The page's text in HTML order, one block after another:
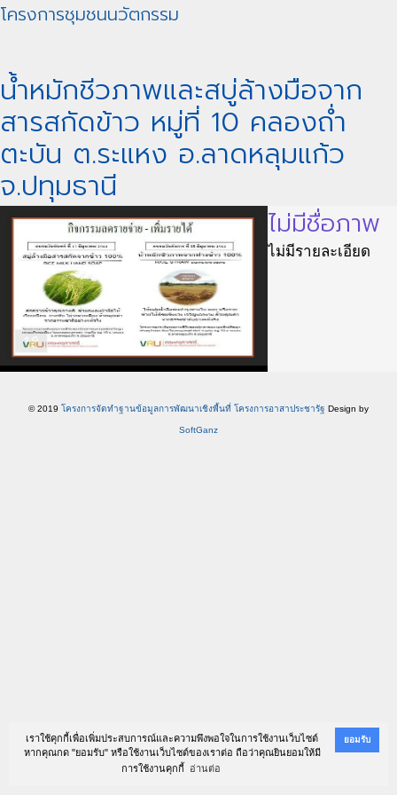
เราใช้คุกกี้เพื่อเพิ่มประสบการณ์และความพึงพอใจในการใช้งานเว็บไซต์
หากคุณกด "ยอมรับ" หรือใช้งานเว็บไซต์ของเราต่อ ถือว่าคุณยินยอมให้มี
การใช้งานคุกกี้
อ่านต่อ
ยอมรับ
โครงการชุมชนนวัตกรรม
น้ำหมักชีวภาพและสบู่ล้างมือจาก
สารสกัดข้าว หมู่ที่ 10 คลองถ่ำ
ตะบัน ต.ระแหง อ.ลาดหลุมแก้ว
จ.ปทุมธานี
ไม่มีชื่อภาพ
ไม่มีรายละเอียด
© 2019 โครงการจัดทำฐานข้อมูลการพัฒนาเชิงพื้นที่ โครงการอาสาประชารัฐ Design by
SoftGanz